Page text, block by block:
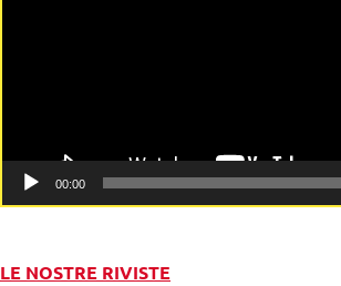
00:00
LE NOSTRE RIVISTE